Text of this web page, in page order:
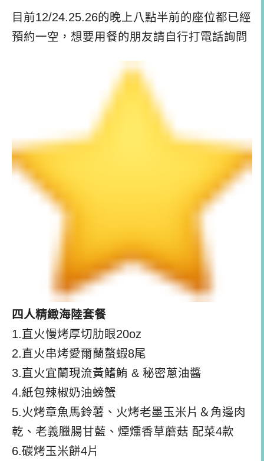
目前12/24.25.26的晚上八點半前的座位都已經
預約一空，想要用餐的朋友請自行打電話詢問
四人精緻海陸套餐
1.直火慢烤厚切肋眼20oz
2.直火串烤愛爾蘭螯蝦8尾
3.直火宜蘭現流黃鰭鮪 & 秘密蔥油醬
4.紙包辣椒奶油螃蟹
5.火烤章魚馬鈴薯、火烤老墨玉米片＆角邊肉
乾、老義臘腸甘藍、 煙燻香草蘑菇 配菜4款
6.碳烤玉米餅4片